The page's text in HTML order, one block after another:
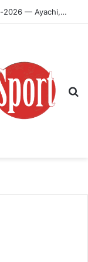
Championnats du monde U-20, Oregon-2026 — Ayachi, Dissa, Touahria et Ghezali en finale